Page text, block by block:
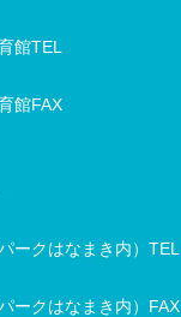
館TEL
館FAX
ークはなまき内）TEL
ークはなまき内）FAX